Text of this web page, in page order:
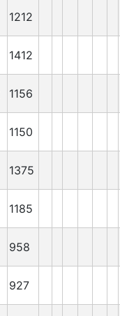
1212
1412
1156
1150
1375
1185
958
927